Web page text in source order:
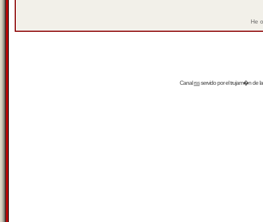
He
Canalrssservido por eltrujam�nde